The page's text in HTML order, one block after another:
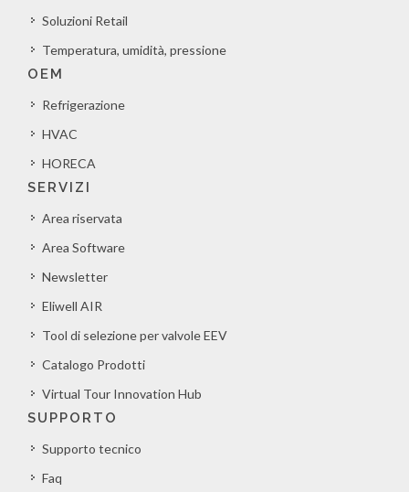
Soluzioni Retail
Temperatura, umidità, pressione
OEM
Refrigerazione
HVAC
HORECA
SERVIZI
Area riservata
Area Software
Newsletter
Eliwell AIR
Tool di selezione per valvole EEV
Catalogo Prodotti
Virtual Tour Innovation Hub
SUPPORTO
Supporto tecnico
Faq